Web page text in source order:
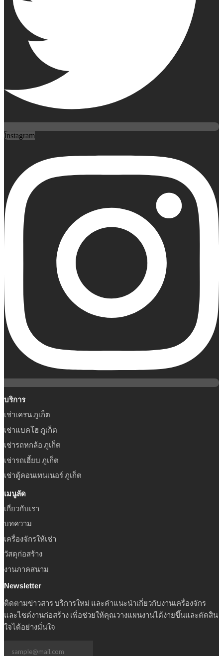
Instagram
บริการ
เช่าเครน ภูเก็ต
เช่าแบคโฮ ภูเก็ต
เช่ารถหกล้อ ภูเก็ต
เช่ารถเฮี้ยบ ภูเก็ต
เช่าตู้คอนเทนเนอร์ ภูเก็ต
เมนูลัด
เกี่ยวกับเรา
บทความ
เครื่องจักรให้เช่า
วัสดุก่อสร้าง
งานภาคสนาม
Newsletter
ติดตามข่าวสาร บริการใหม่ และคำแนะนำเกี่ยวกับงานเครื่องจักร
และไซต์งานก่อสร้าง เพื่อช่วยให้คุณวางแผนงานได้ง่ายขึ้นและตัดสิน
ใจได้อย่างมั่นใจ